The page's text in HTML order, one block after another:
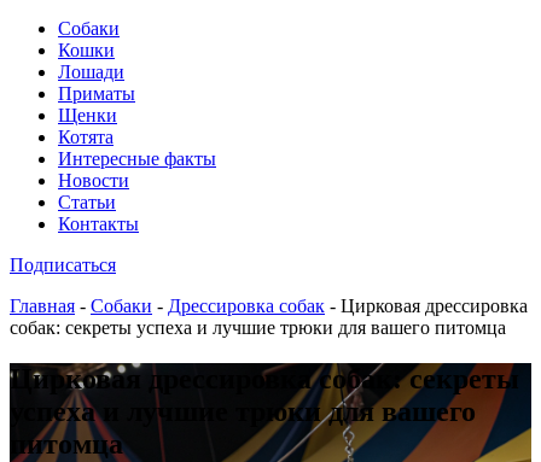
Собаки
Кошки
Лошади
Приматы
Щенки
Котята
Интересные факты
Новости
Статьи
Контакты
Подписаться
Главная - Собаки - Дрессировка собак - Цирковая дрессировка
собак: секреты успеха и лучшие трюки для вашего питомца
Цирковая дрессировка собак: секреты
успеха и лучшие трюки для вашего
питомца